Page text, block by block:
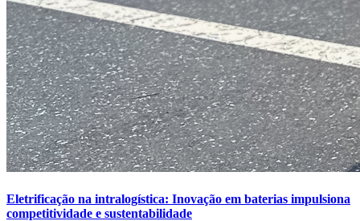
Eletrificação na intralogística: Inovação em baterias impulsiona
competitividade e sustentabilidade